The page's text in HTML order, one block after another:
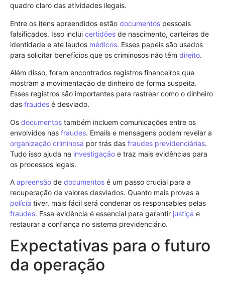
quadro claro das atividades ilegais.
Entre os itens apreendidos estão documentos pessoais
falsificados. Isso inclui certidões de nascimento, carteiras de
identidade e até laudos médicos. Esses papéis são usados
para solicitar benefícios que os criminosos não têm direito.
Além disso, foram encontrados registros financeiros que
mostram a movimentação de dinheiro de forma suspeita.
Esses registros são importantes para rastrear como o dinheiro
das fraudes é desviado.
Os documentos também incluem comunicações entre os
envolvidos nas fraudes. Emails e mensagens podem revelar a
organização criminosa por trás das fraudes previdenciárias.
Tudo isso ajuda na investigação e traz mais evidências para
os processos legais.
A apreensão de documentos é um passo crucial para a
recuperação de valores desviados. Quanto mais provas a
polícia tiver, mais fácil será condenar os responsables pelas
fraudes. Essa evidência é essencial para garantir justiça e
restaurar a confiança no sistema previdenciário.
Expectativas para o futuro
da operação